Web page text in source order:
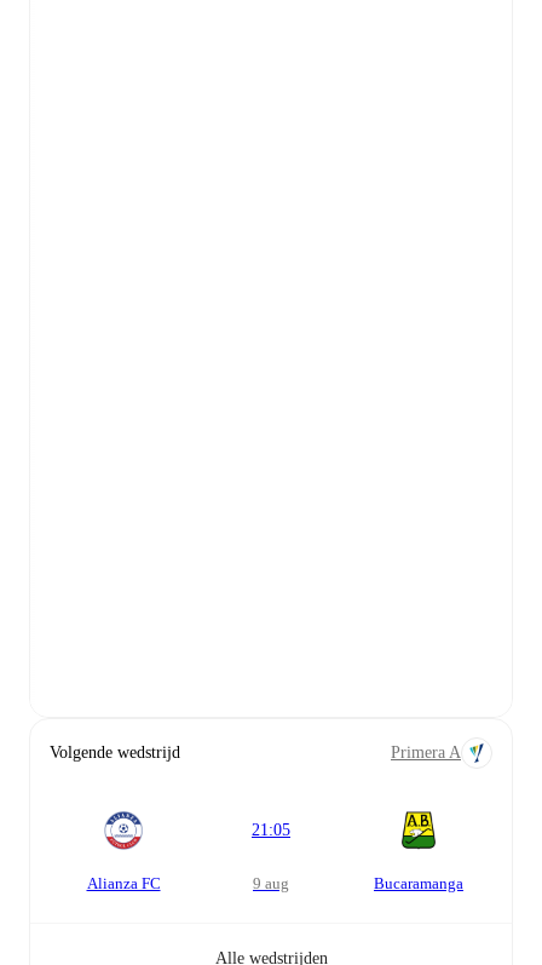
Volgende wedstrijd Primera A
Alianza FC
21:05
9 aug Bucaramanga
Alle wedstrijden